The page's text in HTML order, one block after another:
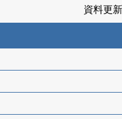
資料更